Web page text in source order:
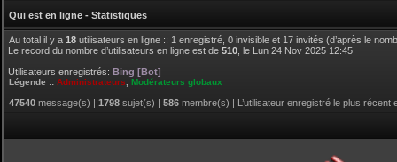
Qui est en ligne - Statistiques
Au total il y a 18 utilisateurs en ligne :: 1 enregistré, 0 invisible et 17 invités (d’après le
Le record du nombre d’utilisateurs en ligne est de 510 , le Lun 24 Nov 2025 12:45
Utilisateurs enregistrés: Bing [Bot]
Légende :: Administrateurs Modérateurs globaux
47540 message(s) | 1798 sujet(s) | 586 membre(s) | L’utilisateur enregistré le plus récent